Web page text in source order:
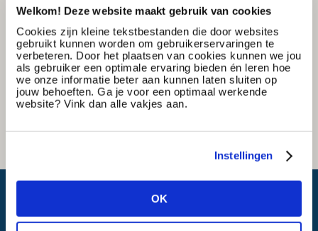
Welkom! Deze website maakt gebruik van cookies
Cookies zijn kleine tekstbestanden die door websites
gebruikt kunnen worden om gebruikerservaringen te
verbeteren. Door het plaatsen van cookies kunnen we jou
als gebruiker een optimale ervaring bieden én leren hoe
we onze informatie beter aan kunnen laten sluiten op
jouw behoeften. Ga je voor een optimaal werkende
website? Vink dan alle vakjes aan.
Instellingen
OK